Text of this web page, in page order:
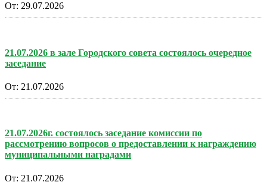
От: 29.07.2026
21.07.2026 в зале Городского совета состоялось очередное
заседание
От: 21.07.2026
21.07.2026г. состоялось заседание комиссии по
рассмотрению вопросов о предоставлении к награждению
муниципальными наградами
От: 21.07.2026